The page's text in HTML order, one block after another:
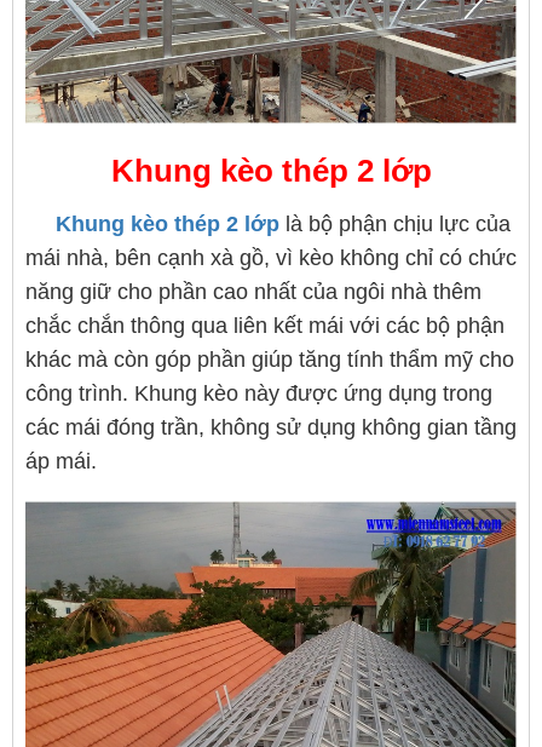
Khung kèo thép 2 lớp
Khung kèo thép 2 lớp là bộ phận chịu lực của
mái nhà, bên cạnh xà gồ, vì kèo không chỉ có chức
năng giữ cho phần cao nhất của ngôi nhà thêm
chắc chắn thông qua liên kết mái với các bộ phận
khác mà còn góp phần giúp tăng tính thẩm mỹ cho
công trình. Khung kèo này được ứng dụng trong
các mái đóng trần, không sử dụng không gian tầng
áp mái.